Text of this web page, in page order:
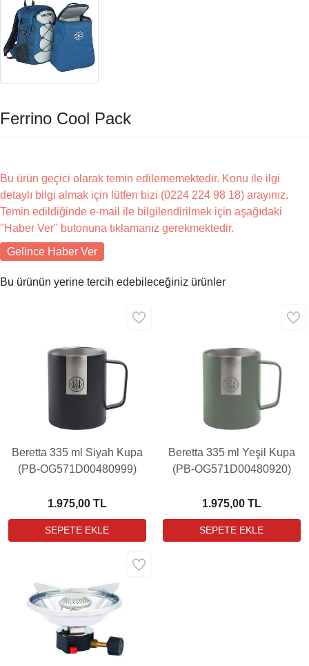
Ferrino Cool Pack
Bu ürün geçici olarak temin edilememektedir. Konu ile ilgi
detaylı bilgi almak için lütfen bizi (0224 224 98 18) arayınız.
Temin edildiğinde e-mail ile bilgilendirilmek için aşağıdaki
"Haber Ver" butonuna tıklamanız gerekmektedir.
Gelince Haber Ver
Bu ürünün yerine tercih edebileceğiniz ürünler
Beretta 335 ml Siyah Kupa
(PB-OG571D00480999)
1.975,00 TL
Beretta 335 ml Yeşil Kupa
(PB-OG571D00480920)
1.975,00 TL